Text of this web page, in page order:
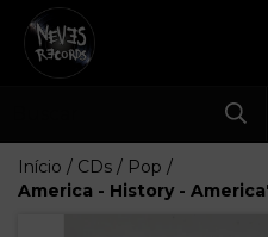
Início / CDs / Pop /
America - History -